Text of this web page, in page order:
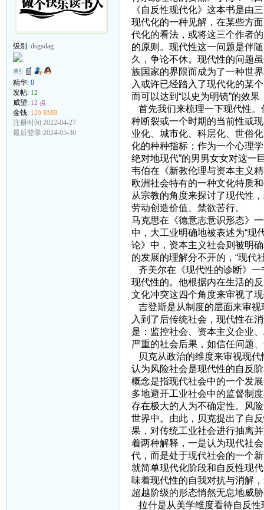
级别: dsgsdag
精华: 0
发帖: 12
威望: 12 点
金钱: 120 RMB
注册时间:2022-04-27
最后登录:2024-05-30
《自反性现代化》这本书是由
现代化的一种见解，在某些方
代化的看法，或将这三个作者
的原则。现代性这一问题是伴
久，争论不休。现代性的问题
族国家的界限而成为了一种世
入或许已经踏入了现代化的某
而可以达到“以史为明镜”的效
首先我们来梳理一下现代性。
种断裂或一个时期的当前性或
业化、城市化、科层化、世俗
化的种种指标；作为一个心理
绝对地现代”的男男女女对这一
韦伯在《新教伦理与资本主义
欧洲社会特有的一种文化特质
从宗教的角度来探讨了现代性
劳动创造价值、禁欲苦行。
马克思在《德意志意识形态》
中，大工业明确地被表述为“现
论》中，资本主义社会则被明
的发展的理解分不开的，“现代
齐美尔在《现代性的诊断》一
现代性的。他根据内在生活的
文化冲突这四个角度来审视了
吉登斯是从制度的层面来审视
入到了后传统社会，现代性在
是：监控社会、资本主义企业
严重的社会后果，如信任问题
贝克从政治的维度来审视现代
认为风险社会是现代性的自反
概念是指现代社会中的一个发
多地避开工业社会中的监督制
存在极大的人为不确定性。风
世界中。由此，贝克提出了自
果，对传统工业社会进行抽离
着两种解释，一是认为现代社
代，而是处于现代社会的一个
就简单现代化阶段和自反性现
味着现代性的自我对抗与消解
超越阶级的形态悄然无息地威
拉什是从美学维度看待自反性